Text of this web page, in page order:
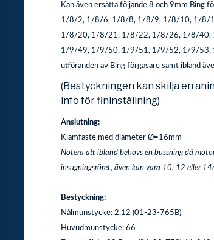
Kan även ersätta följande 8 och 9mm Bing
1/8/2, 1/8/6, 1/8/8, 1/8/9, 1/8/10, 1/8/
1/8/20, 1/8/21, 1/8/22, 1/8/26, 1/8/
1/9/49, 1/9/50, 1/9/51, 1/9/52, 1/9/53,
utföranden av Bing förgasare samt ibland
(Bestyckningen kan skilja en
info för fininställning)
Anslutning:
Klämfäste med diameter Ø=16mm
Notera att ibland behövs en bussning då
insugningsröret, även kan vara 10, 12 eller
Bestyckning:
Nålmunstycke: 2,12 (01-23-765B)
Huvudmunstycke: 66